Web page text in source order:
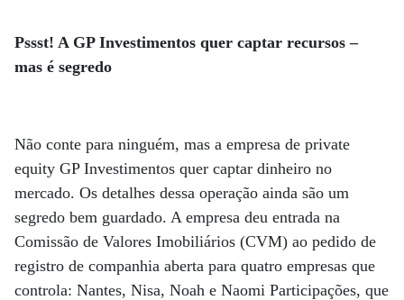
Pssst! A GP Investimentos quer captar recursos –
mas é segredo
Não conte para ninguém, mas a empresa de private
equity GP Investimentos quer captar dinheiro no
mercado. Os detalhes dessa operação ainda são um
segredo bem guardado. A empresa deu entrada na
Comissão de Valores Imobiliários (CVM) ao pedido de
registro de companhia aberta para quatro empresas que
controla: Nantes, Nisa, Noah e Naomi Participações, que